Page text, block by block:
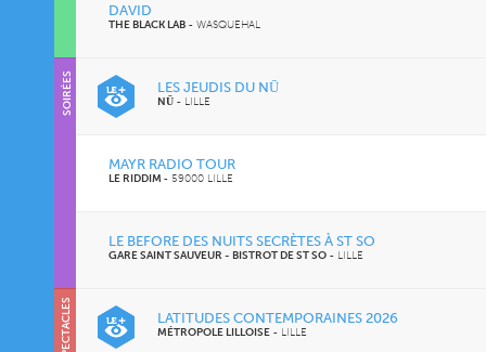
DAVID
THE BLACK LAB - WASQUEHAL
LES JEUDIS DU NŪ
NŪ - LILLE
MAYR RADIO TOUR
LE RIDDIM - 59000 LILLE
LE BEFORE DES NUITS SECRÈTES À ST SO
GARE SAINT SAUVEUR - BISTROT DE ST SO - LILLE
SOIRÉES
LATITUDES CONTEMPORAINES 2026
MÉTROPOLE LILLOISE - LILLE
SPECTACLES